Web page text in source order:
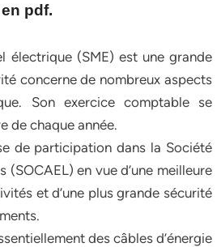
pdf.
électrique (SME) est une grande
concerne de nombreux aspects
Son exercice comptable se
de chaque année.
de participation dans la Société
(SOCAEL) en vue d’une meilleure
et d’une plus grande sécurité
des câbles d’énergie